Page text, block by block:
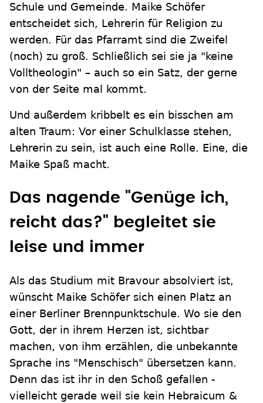
Schule und Gemeinde. Maike Schöfer
entscheidet sich, Lehrerin für Religion zu
werden. Für das Pfarramt sind die Zweifel
(noch) zu groß. Schließlich sei sie ja "keine
Volltheologin" – auch so ein Satz, der gerne
von der Seite mal kommt.
Und außerdem kribbelt es ein bisschen am
alten Traum: Vor einer Schulklasse stehen,
Lehrerin zu sein, ist auch eine Rolle. Eine, die
Maike Spaß macht.
Das nagende "Genüge ich,
reicht das?" begleitet sie
leise und immer
Als das Studium mit Bravour absolviert ist,
wünscht Maike Schöfer sich einen Platz an
einer Berliner Brennpunktschule. Wo sie den
Gott, der in ihrem Herzen ist, sichtbar
machen, von ihm erzählen, die unbekannte
Sprache ins "Menschisch" übersetzen kann.
Denn das ist ihr in den Schoß gefallen -
vielleicht gerade weil sie kein Hebraicum &